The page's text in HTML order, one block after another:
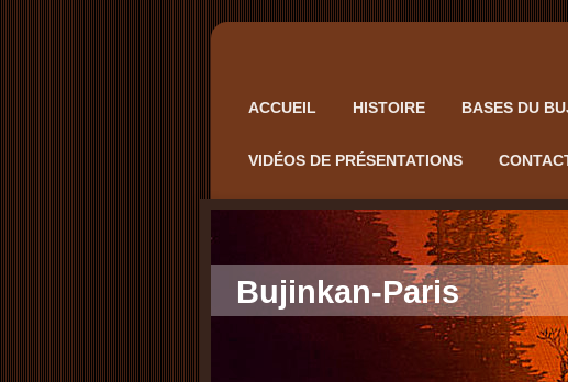
ACCUEIL HISTOIRE BASES DU
VIDÉOS DE PRÉSENTATIONS
Bujinkan-Paris